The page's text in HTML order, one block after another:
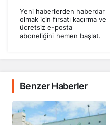
Yeni haberlerden haberdar
olmak için fırsatı kaçırma ve
ücretsiz e-posta
aboneliğini hemen başlat.
Benzer Haberler